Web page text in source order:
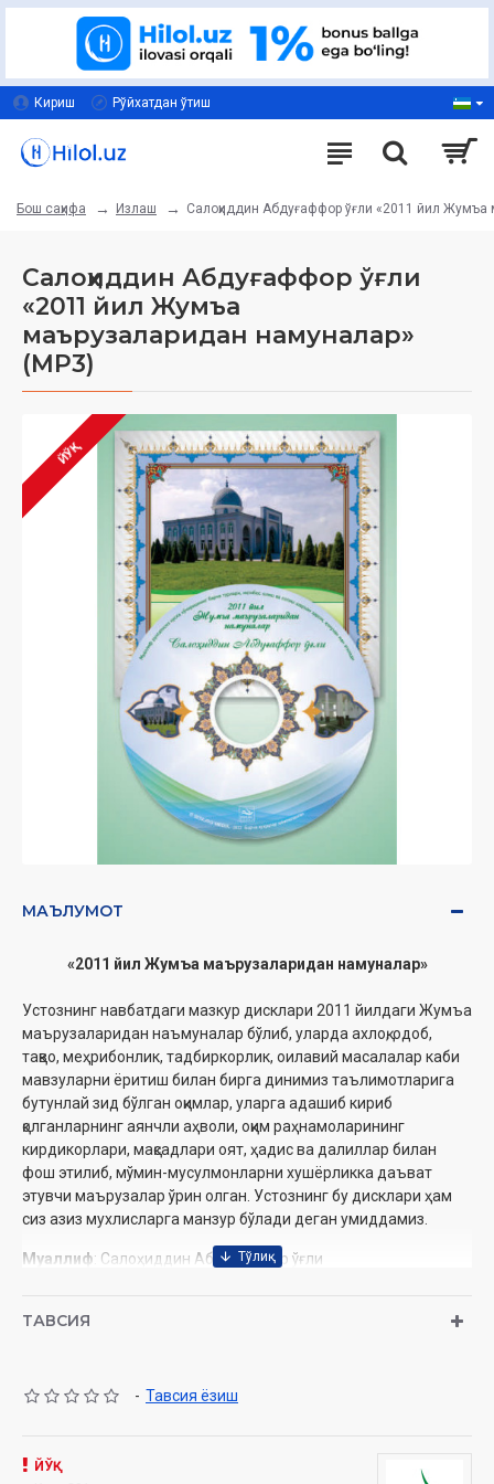
Кириш Рўйхатдан ўтиш
Бош саҳифа Излаш Салоҳиддин Абдуғаффор ўғли «2011 йил
Салоҳиддин Абдуғаффор ўғли
«2011 йил Жумъа
маърузаларидан намуналар»
(МР3)
ЙЎҚ
МАЪЛУМОТ
«2011 йил Жумъа маърузаларидан намуналар»
Устознинг навбатдаги мазкур дисклари 2011 йилдаги Жумъа
маърузаларидан наъмуналар бўлиб, уларда ахлоқ, одоб,
тақво, меҳрибонлик, тадбиркорлик, оилавий масалалар каби
мавзуларни ёритиш билан бирга динимиз таълимотларига
бутунлай зид бўлган оқимлар, уларга адашиб кириб
қолганларнинг аянчли аҳволи, оқим раҳнамоларининг
кирдикорлари, мақсадлари оят, ҳадис ва далиллар билан
фош этилиб, мўмин-мусулмонларни хушёрликка даъват
этувчи маърузалар ўрин олган. Устознинг бу дисклари ҳам
сиз азиз мухлисларга манзур бўлади деган умиддамиз.
Муаллиф: Салоҳиддин Абдуғаффор ўғли
3. Илм - икки дунё саодати
6. Оятал Курсий фазилати
ТАВСИЯ
- Тавсия ёзиш
ЙЎҚ